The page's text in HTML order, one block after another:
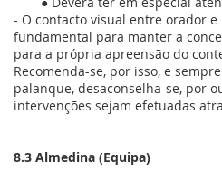
- O contacto visual entre orador
fundamental para manter a
para a própria apreensão do
Recomenda-se, por isso, e
palanque, desaconselha-se, por
intervenções sejam efetuadas
8.3 Almedina (Equipa)